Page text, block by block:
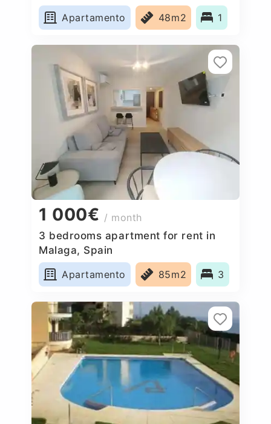
Apartamento
48m2 1
1 000€ / month
3 bedrooms apartment for rent in
Malaga, Spain
Apartamento
85m2 3